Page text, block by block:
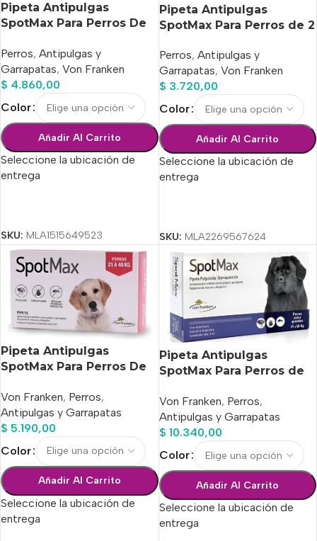
Pipeta Antipulgas
SpotMax Para Perros De
Perros, Antipulgas y
Garrapatas, Von Franken
$ 4.860,00
Color
Añadir Al Carrito
Seleccione la ubicación de
entrega
SKU: MLA1515649523
Pipeta Antipulgas
SpotMax Para Perros de 2
Perros, Antipulgas y
Garrapatas, Von Franken
$ 3.720,00
Color
Añadir Al Carrito
Seleccione la ubicación de
entrega
SKU: MLA2269567624
Pipeta Antipulgas
SpotMax Para Perros De
Von Franken, Perros,
Antipulgas y Garrapatas
$ 5.190,00
Color
Añadir Al Carrito
Seleccione la ubicación de
entrega
Pipeta Antipulgas
SpotMax Para Perros de
Von Franken, Perros,
Antipulgas y Garrapatas
$ 10.340,00
Color
Añadir Al Carrito
Seleccione la ubicación de
entrega